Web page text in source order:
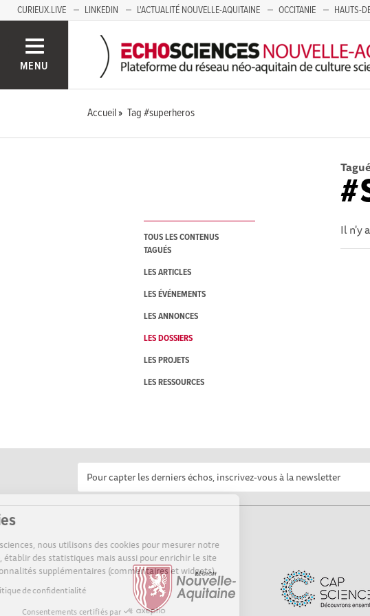
Sur Echosciences, nous utilisons des cookies pour mesurer notre
audience, établir des statistiques mais aussi pour enrichir le site
de fonctionnalités supplémentaires (commentaires et widgets).
Lire la politique de confidentialité
Consentements certifiés par
CURIEUX.LIVE LINKEDIN L'ACTUALITÉ NOUVELLE-AQUITAINE OCCITANIE HAUTS-
MENU
Accueil Tag #superheros
TOUS LES CONTENUS
TAGUÉS
LES ARTICLES
LES ÉVÉNEMENTS
LES ANNONCES
LES DOSSIERS
LES PROJETS
LES RESSOURCES
Tagué
Il n'y